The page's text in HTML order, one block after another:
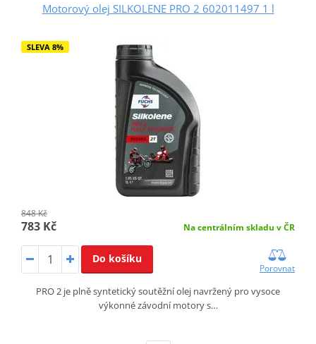
Motorový olej SILKOLENE PRO 2 602011497 1 l
SLEVA 8%
848 Kč
783 Kč Na centrálním skladu v ČR
Do košíku
Porovnat
PRO 2 je plně syntetický soutěžní olej navržený pro vysoce
výkonné závodní motory s…